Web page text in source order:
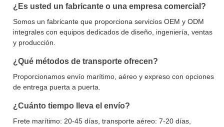
¿Es usted un fabricante o una empresa comercial?
Somos un fabricante que proporciona servicios OEM y ODM
integrales con equipos dedicados de diseño, ingeniería, ventas
y producción.
¿Qué métodos de transporte ofrecen?
Proporcionamos envío marítimo, aéreo y expreso con opciones
de entrega puerta a puerta.
¿Cuánto tiempo lleva el envío?
Frete marítimo: 20-45 días, transporte aéreo: 7-20 días,